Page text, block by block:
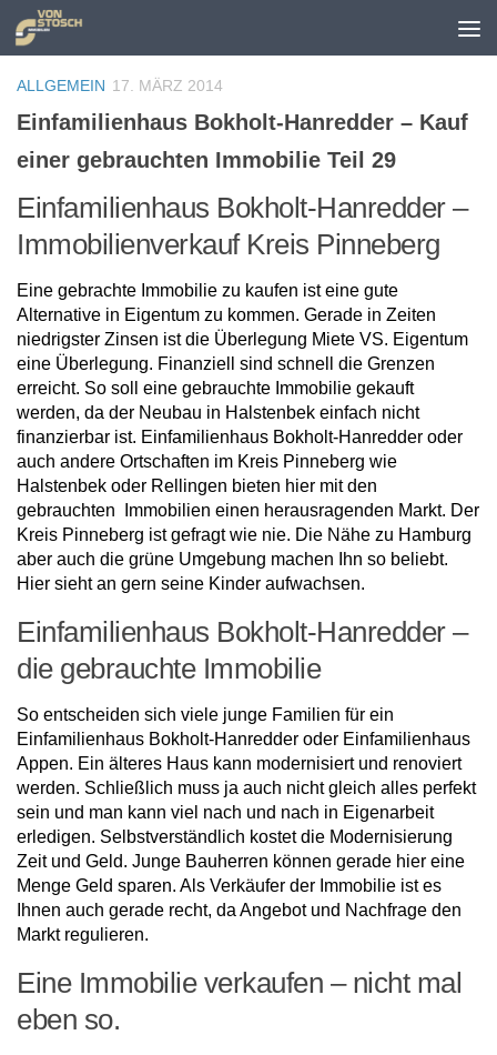
Zum Inhalt springen
ALLGEMEIN 17. MÄRZ 2014
Einfamilienhaus Bokholt-Hanredder – Kauf
einer gebrauchten Immobilie Teil 29
Einfamilienhaus Bokholt-Hanredder –
Immobilienverkauf Kreis Pinneberg
Eine gebrachte Immobilie zu kaufen ist eine gute
Alternative in Eigentum zu kommen. Gerade in Zeiten
niedrigster Zinsen ist die Überlegung Miete VS. Eigentum
eine Überlegung. Finanziell sind schnell die Grenzen
erreicht. So soll eine gebrauchte Immobilie gekauft
werden, da der Neubau in Halstenbek einfach nicht
finanzierbar ist. Einfamilienhaus Bokholt-Hanredder oder
auch andere Ortschaften im Kreis Pinneberg wie
Halstenbek oder Rellingen bieten hier mit den
gebrauchten Immobilien einen herausragenden Markt. Der
Kreis Pinneberg ist gefragt wie nie. Die Nähe zu Hamburg
aber auch die grüne Umgebung machen Ihn so beliebt.
Hier sieht an gern seine Kinder aufwachsen.
Einfamilienhaus Bokholt-Hanredder –
die gebrauchte Immobilie
So entscheiden sich viele junge Familien für ein
Einfamilienhaus Bokholt-Hanredder oder Einfamilienhaus
Appen. Ein älteres Haus kann modernisiert und renoviert
werden. Schließlich muss ja auch nicht gleich alles perfekt
sein und man kann viel nach und nach in Eigenarbeit
erledigen. Selbstverständlich kostet die Modernisierung
Zeit und Geld. Junge Bauherren können gerade hier eine
Menge Geld sparen. Als Verkäufer der Immobilie ist es
Ihnen auch gerade recht, da Angebot und Nachfrage den
Markt regulieren.
Eine Immobilie verkaufen – nicht mal
eben so.